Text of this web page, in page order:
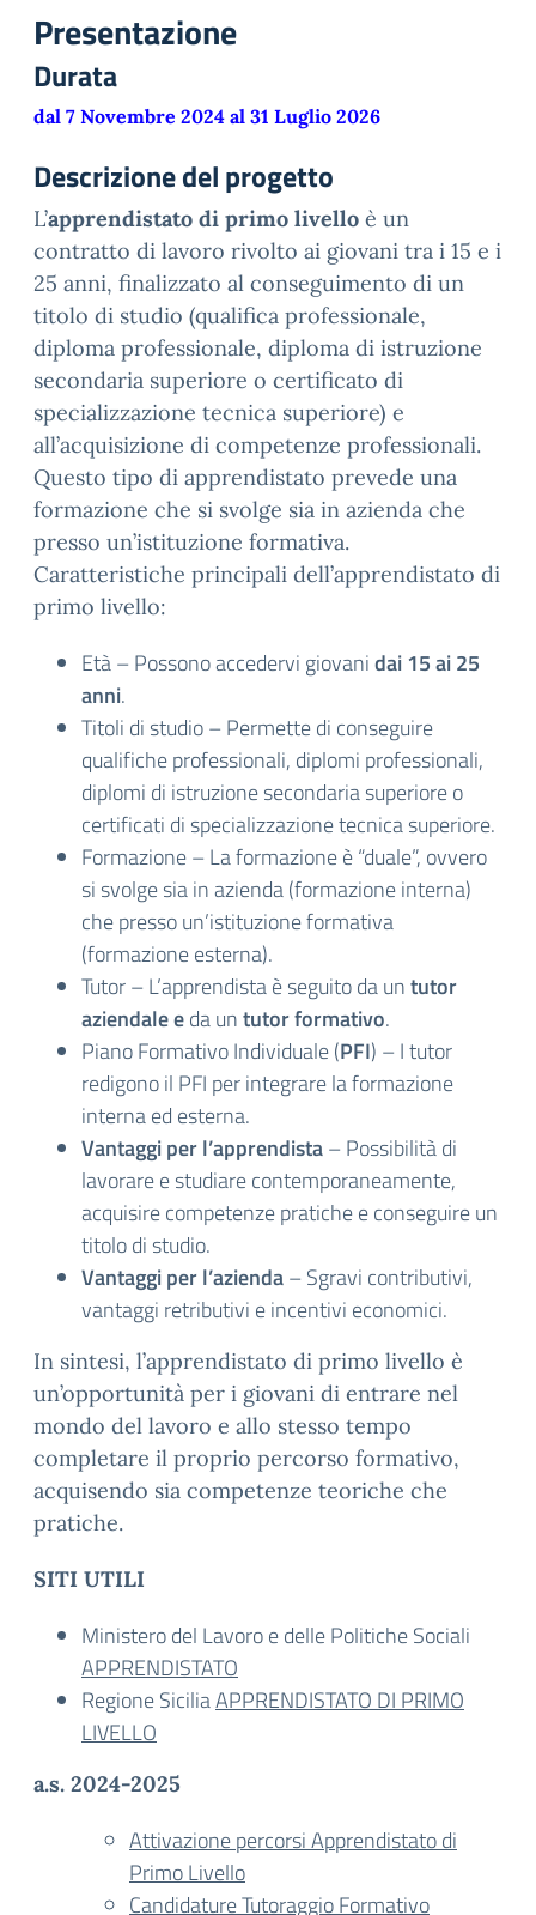
Presentazione
Durata
dal 7 Novembre 2024 al 31 Luglio 2026
Descrizione del progetto
L’apprendistato di primo livello è un
contratto di lavoro rivolto ai giovani tra i 15 e i
25 anni, finalizzato al conseguimento di un
titolo di studio (qualifica professionale,
diploma professionale, diploma di istruzione
secondaria superiore o certificato di
specializzazione tecnica superiore) e
all’acquisizione di competenze professionali.
Questo tipo di apprendistato prevede una
formazione che si svolge sia in azienda che
presso un’istituzione formativa.
Caratteristiche principali dell’apprendistato di
primo livello:
Età – Possono accedervi giovanidai 15 ai 25
anni.
Titoli di studio – Permette di conseguire
qualifiche professionali, diplomi professionali,
diplomi di istruzione secondaria superiore o
certificati di specializzazione tecnica superiore.
Formazione – La formazione è “duale”, ovvero
si svolge sia in azienda (formazione interna)
che presso un’istituzione formativa
(formazione esterna).
Tutor – L’apprendista è seguito da untutor
aziendale eda untutor formativo.
Piano Formativo Individuale (PFI) – I tutor
redigono il PFI per integrare la formazione
interna ed esterna.
Vantaggi per l’apprendista– Possibilità di
lavorare e studiare contemporaneamente,
acquisire competenze pratiche e conseguire un
titolo di studio.
Vantaggi per l’azienda– Sgravi contributivi,
vantaggi retributivi e incentivi economici.
In sintesi, l’apprendistato di primo livello è
un’opportunità per i giovani di entrare nel
mondo del lavoro e allo stesso tempo
completare il proprio percorso formativo,
acquisendo sia competenze teoriche che
pratiche.
SITI UTILI
Ministero del Lavoro e delle Politiche Sociali
APPRENDISTATO
Regione SiciliaAPPRENDISTATO DI PRIMO
LIVELLO
a.s. 2024-2025
Attivazione percorsi Apprendistato di
Primo Livello
Candidature Tutoraggio Formativo